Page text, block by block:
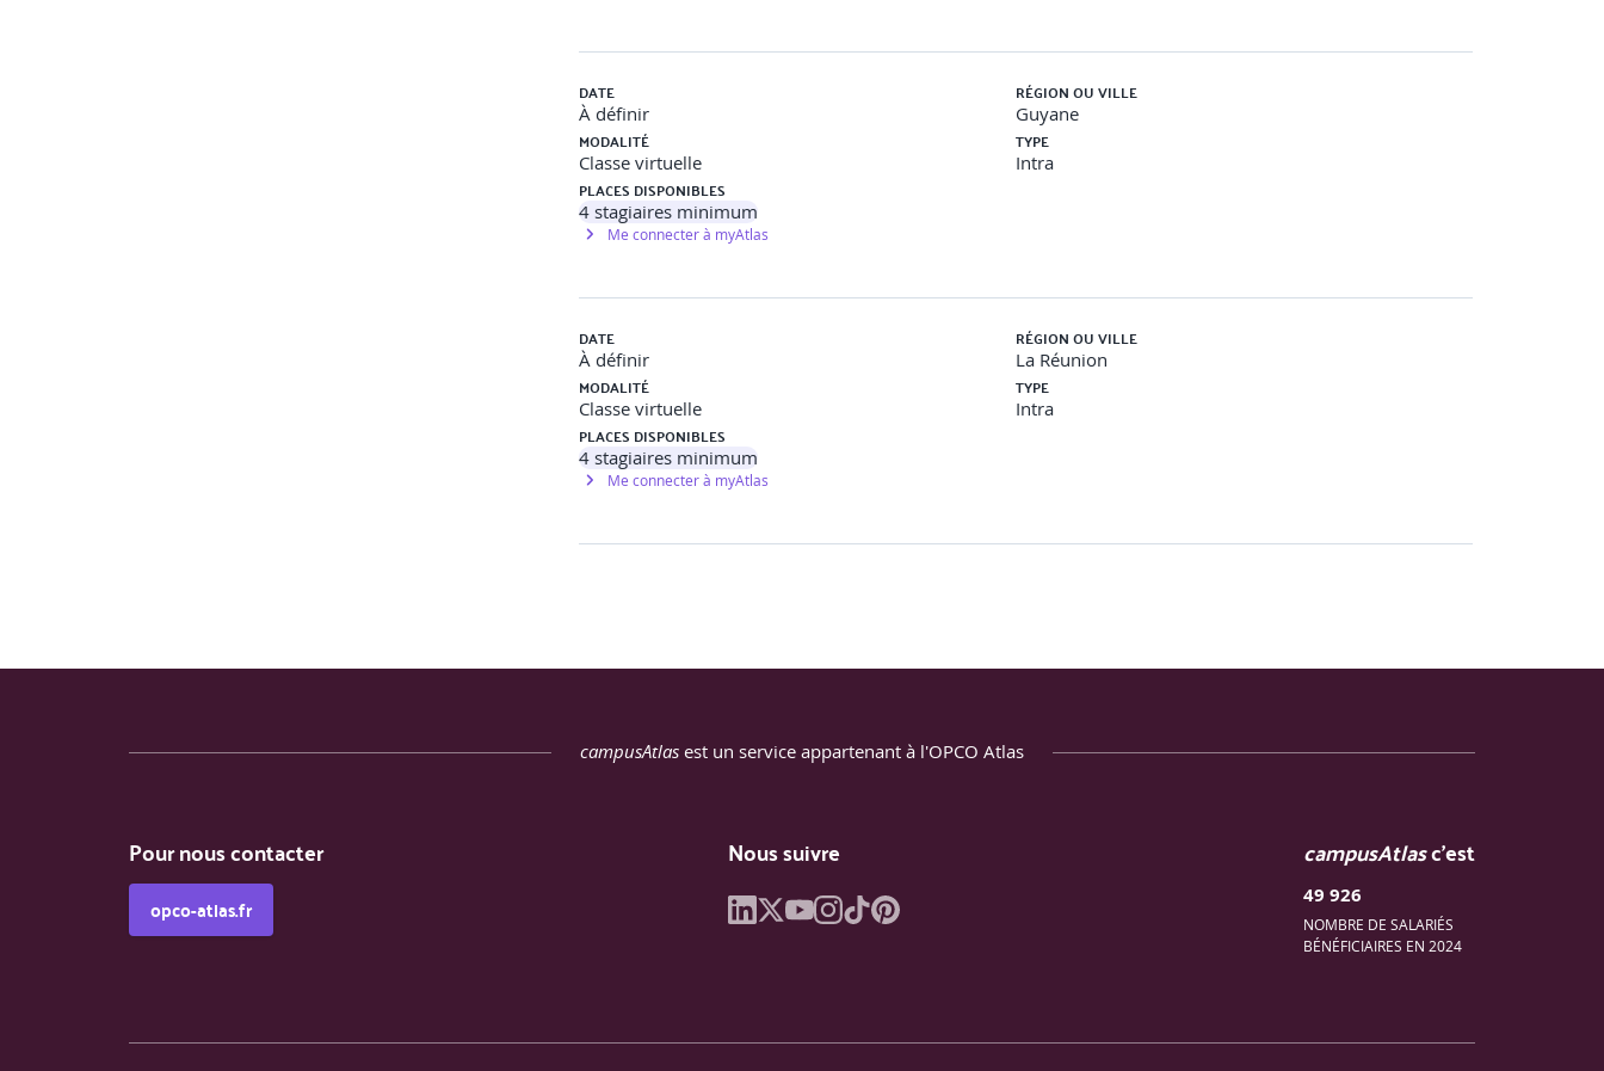
DATE
À définir
RÉGION OU VILLE
Guyane
MODALITÉ
Classe virtuelle
TYPE
Intra
PLACES DISPONIBLES
4stagiaires minimum
Me connecter à myAtlas
DATE
À définir
RÉGION OU VILLE
La Réunion
MODALITÉ
Classe virtuelle
TYPE
Intra
PLACES DISPONIBLES
4stagiaires minimum
Me connecter à myAtlas
campusAtlas est un service appartenant à l'OPCO Atlas
Pour nous contacter
opco-atlas.fr
Nous suivre campusAtlasc'est
49 926
NOMBRE DE SALARIÉS
BÉNÉFICIAIRES EN 2024